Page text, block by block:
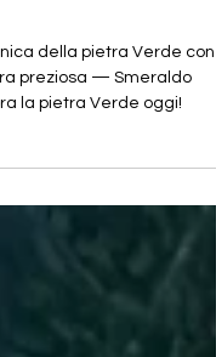
della pietra Verde con